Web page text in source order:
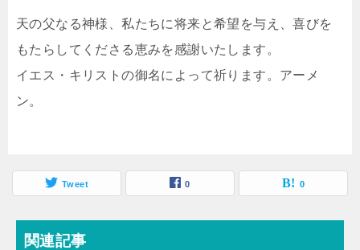
天の父なる神様、私たちに将来と希望を与え、喜びを
もたらしてくださる恵みを感謝いたします。
イエス・キリストの御名によって祈ります。アーメ
ン。
Tweet 0 0
関連記事